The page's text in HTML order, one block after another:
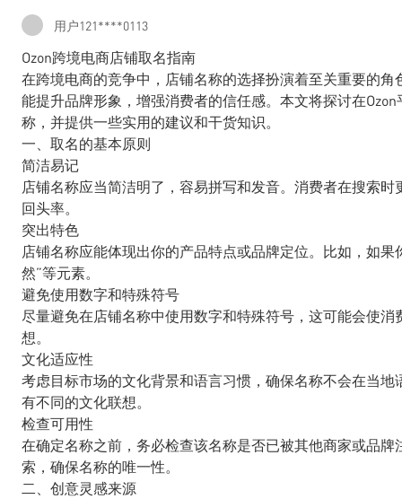
用户121****0113
Ozon跨境电商店铺取名指南
在跨境电商的竞争中，店铺名称的选择扮演着至关重要的
能提升品牌形象，增强消费者的信任感。本文将探讨在
称，并提供一些实用的建议和干货知识。
一、取名的基本原则
简洁易记
店铺名称应当简洁明了，容易拼写和发音。消费者在搜索
回头率。
突出特色
店铺名称应能体现出你的产品特点或品牌定位。比如，如
然”等元素。
避免使用数字和特殊符号
尽量避免在店铺名称中使用数字和特殊符号，这可能会使
想。
文化适应性
考虑目标市场的文化背景和语言习惯，确保名称不会在当
有不同的文化联想。
检查可用性
在确定名称之前，务必检查该名称是否已被其他商家或品
索，确保名称的唯一性。
二、创意灵感来源